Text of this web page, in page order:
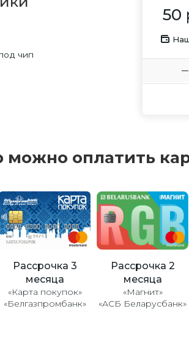
чип
50
можно оплатить
Рассрочка 3
месяца
«Карта покупок»
«Белгазпромбанк»
Рассрочка 2
месяца
«Магнит»
«АСБ Беларусбанк»